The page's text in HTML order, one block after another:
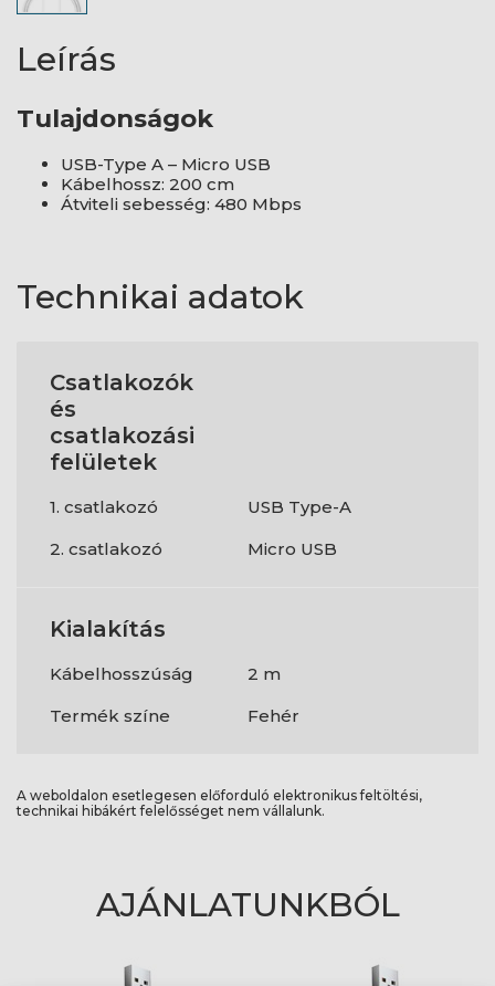
Leírás
Tulajdonságok
USB-Type A – Micro USB
Kábelhossz: 200 cm
Átviteli sebesség: 480 Mbps
Technikai adatok
Csatlakozók
és
csatlakozási
felületek
1. csatlakozó
USB Type-A
2. csatlakozó
Micro USB
Kialakítás
Kábelhosszúság
2 m
Termék színe
Fehér
A weboldalon esetlegesen előforduló elektronikus feltöltési,
technikai hibákért felelősséget nem vállalunk.
AJÁNLATUNKBÓL